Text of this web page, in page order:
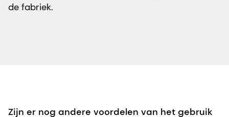
de fabriek.
Zijn er nog andere voordelen van het gebruik